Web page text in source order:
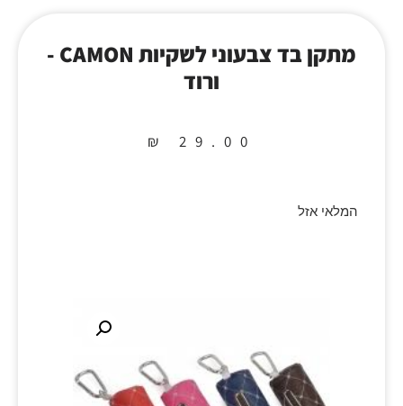
מתקן בד צבעוני לשקיות CAMON -
ורוד
₪ 29.00
המלאי אזל